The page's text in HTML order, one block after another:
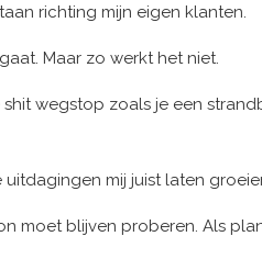
richting mijn eigen klanten.
Maar zo werkt het niet.
wegstop zoals je een
mij juist laten
moet blijven proberen. Als